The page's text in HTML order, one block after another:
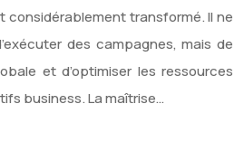
considérablement transformé. Il ne
des campagnes, mais de
et d’optimiser les ressources
business. La maîtrise…